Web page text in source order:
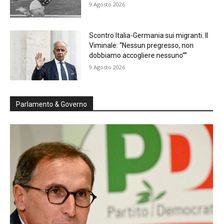
9 Agosto 2026
Scontro Italia-Germania sui migranti. Il
Viminale: “Nessun pregresso, non
dobbiamo accogliere nessuno””
9 Agosto 2026
Parlamento & Governo